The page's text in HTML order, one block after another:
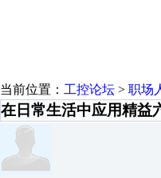
当前位置： 工控论坛 > 职场
在日常生活中应用精益